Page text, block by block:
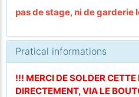
pas de stage, ni de
Pratical informations
!!! MERCI DE SOLDER
DIRECTEMENT, VIA LE